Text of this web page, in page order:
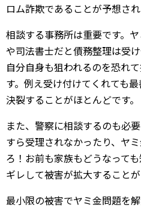
ロム詐欺であることが予想され
相談する事務所は重要です。
や司法書士だと債務整理は受
自分自身も狙われるのを恐れ
す。例え受け付けてくれても
決裂することがほとんどです。
また、警察に相談するのも必
すら受理されなかったり、ヤ
ろ！お前も家族もどうなって
ギレして被害が拡大することが
最小限の被害でヤミ金問題を